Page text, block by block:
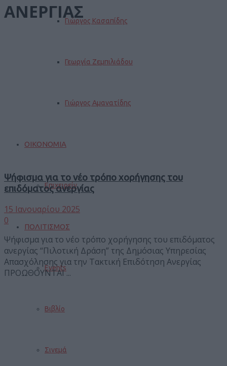
Γιώργος Κασαπίδης
Γεωργία Ζεμπιλιάδου
Γιώργος Αμανατίδης
ΟΙΚΟΝΟΜΙΑ
Επιχειρείν
ΠΟΛΙΤΙΣΜΟΣ
Events
Βιβλίο
Σινεμά
ΑΝΕΡΓΙΑΣ
Ψήφισμα για το νέο τρόπο χορήγησης του
επιδόματος ανεργίας
15 Ιανουαρίου 2025
0
Ψήφισμα για το νέο τρόπο χορήγησης του επιδόματος
ανεργίας “Πιλοτική Δράση” της Δημόσιας Υπηρεσίας
Απασχόλησης για την Τακτική Επιδότηση Ανεργίας
ΠΡΟΩΘΟΥΝΤΑΙ ...